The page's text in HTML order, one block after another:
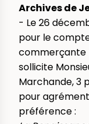
Archives de
- Le 26
pour le
commerçante
sollicite
Marchande, 3
pour
préférence :